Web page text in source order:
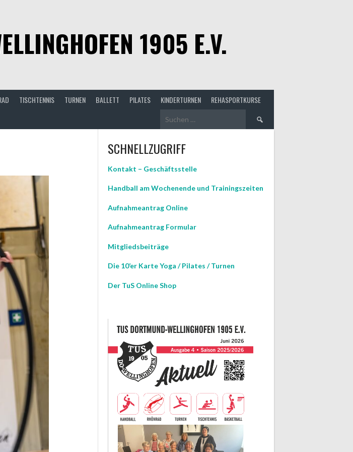
1905 E.V.
TISCHTENNIS TURNEN BALLETT PILATES KINDERTURNEN
REHASPORTKURSE
Suchen
SCHNELLZUGRIFF
Kontakt – Geschäftsstelle
Handball am Wochenende und Trainingszeiten
Aufnahmeantrag Online
Aufnahmeantrag Formular
Mitgliedsbeiträge
Die 10’er Karte Yoga / Pilates / Turnen
Der TuS Online Shop